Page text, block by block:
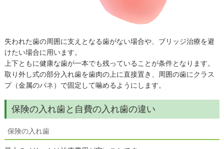
失われた歯の周囲に支えとなる歯がない場合や、ブリッジ治療を避
けたい場合に用います。
上下ともに健康な歯が一本でも残っていることが条件となります。
取り外し式の部分入れ歯を歯肉の上に直接置き、周囲の歯にクラス
プ（金属のバネ）で固定して噛めるようにします。
保険の入れ歯と自費の入れ歯の違い
保険の入れ歯